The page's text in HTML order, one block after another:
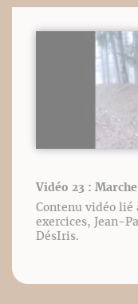
Vidéo 23 :
Contenu vidéo lié
exercices, Jean-
DésIris.